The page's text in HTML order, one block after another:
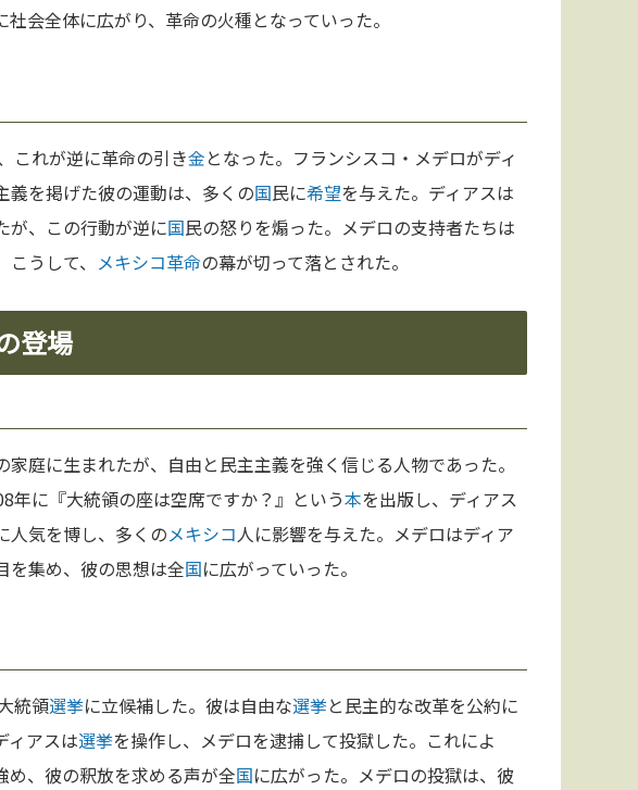
会全体に広がり、革命の火種となっていった。
これが逆に革命の引き金となった。フランシスコ・メデロがディ
義を掲げた彼の運動は、多くの国民に希望を与えた。ディアスは
が、この行動が逆に国民の怒りを煽った。メデロの支持者たちは
うして、 メキシコ革命の幕が切って落とされた。
登場
庭に生まれたが、自由と民主主義を強く信じる人物であった。
年に『大統領の座は空席ですか？』という本を出版し、ディアス
人気を博し、多くのメキシコ人に影響を与えた。メデロはディア
を集め、彼の思想は全国に広がっていった。
統領選挙に立候補した。彼は自由な選挙と民主的な改革を公約に
ィアスは選挙を操作し、メデロを逮捕して投獄した。これによ
め、彼の釈放を求める声が全国に広がった。メデロの投獄は、彼